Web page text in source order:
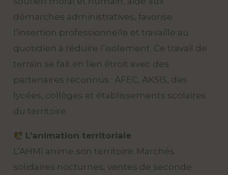
démarches administratives, favorise
l’insertion professionnelle et travaille au
quotidien à réduire l’isolement. Ce travail de
terrain se fait en lien étroit avec des
partenaires reconnus : AFEC, AKSIS, des
lycées, collèges et établissements scolaires
du territoire.
L’animation territoriale
L’AHMI anime son territoire. Marchés
solidaires nocturnes, ventes de seconde